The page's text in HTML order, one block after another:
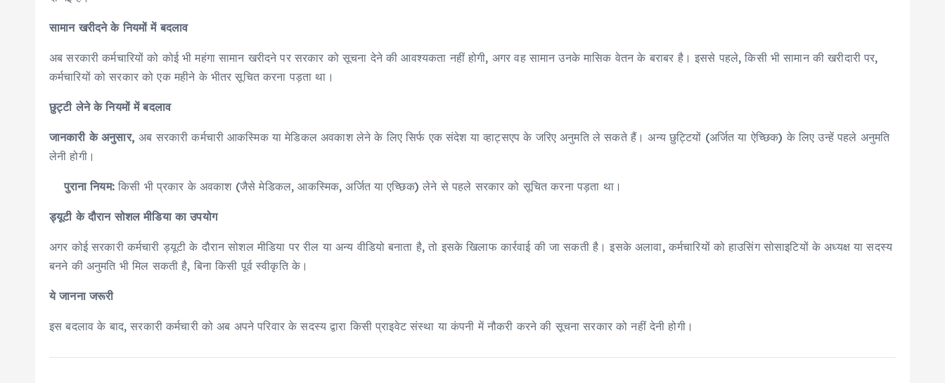
सामान खरीदने के नियमों में बदलाव
अब सरकारी कर्मचारियों को कोई भी महंगा सामान खरीदने पर सरकार को सूचना देने की आवश्यकता नहीं होगी, अगर वह सामान उनके मासिक वेतन के बराबर है। इससे पहले, किसी भी सामान की खरीदारी पर,
कर्मचारियों को सरकार को एक महीने के भीतर सूचित करना पड़ता था।
छुट्टी लेने के नियमों में बदलाव
जानकारी के अनुसार, अब सरकारी कर्मचारी आकस्मिक या मेडिकल अवकाश लेने के लिए सिर्फ एक संदेश या व्हाट्सएप के जरिए अनुमति ले सकते हैं। अन्य छुट्टियों (अर्जित या ऐच्छिक) के लिए उन्हें पहले अनुमति
लेनी होगी।
पुराना नियम:किसी भी प्रकार के अवकाश (जैसे मेडिकल, आकस्मिक, अर्जित या एच्छिक) लेने से पहले सरकार को सूचित करना पड़ता था।
ड्यूटी के दौरान सोशल मीडिया का उपयोग
अगर कोई सरकारी कर्मचारी ड्यूटी के दौरान सोशल मीडिया पर रील या अन्य वीडियो बनाता है, तो इसके खिलाफ कार्रवाई की जा सकती है। इसके अलावा, कर्मचारियों को हाउसिंग सोसाइटियों के अध्यक्ष या सदस्य
बनने की अनुमति भी मिल सकती है, बिना किसी पूर्व स्वीकृति के।
ये जानना जरूरी
इस बदलाव के बाद, सरकारी कर्मचारी को अब अपने परिवार के सदस्य द्वारा किसी प्राइवेट संस्था या कंपनी में नौकरी करने की सूचना सरकार को नहीं देनी होगी।